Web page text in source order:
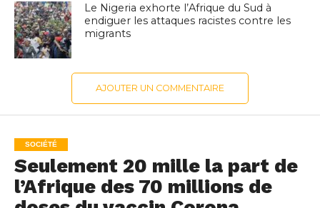
Le Nigeria exhorte l’Afrique du Sud à
endiguer les attaques racistes contre les
migrants
AJOUTER UN COMMENTAIRE
SOCIÉTÉ
Seulement 20 mille la part de
l’Afrique des 70 millions de